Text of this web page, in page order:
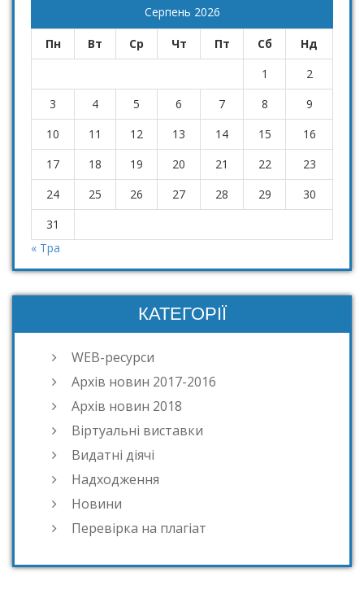
Серпень 2026
Пн Вт Ср Чт Пт Сб
Нд
1
2
3
4 5 6 7 8
9
10
11 12 13 14 15
16
17
18 19 20 21 22
23
24
25 26 27 28 29
30
31
« Тра
КАТЕГОРІЇ
WEB-ресурси
Архів новин 2017-2016
Архів новин 2018
Віртуальні виставки
Видатні діячі
Надходження
Новини
Перевірка на плагіат